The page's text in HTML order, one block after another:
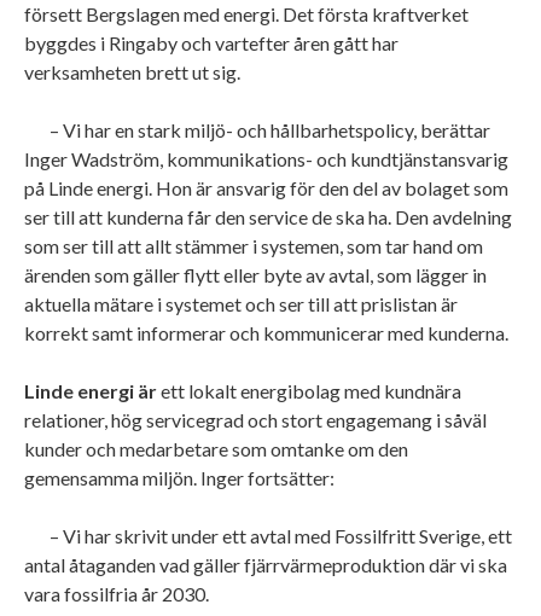
försett Bergslagen med energi. Det första kraftverket
byggdes i Ringaby och vartefter åren gått har
verksamheten brett ut sig.
– Vi har en stark miljö- och hållbarhetspolicy, berättar
Inger Wadström, kommunikations- och kundtjänstansvarig
på Linde energi. Hon är ansvarig för den del av bolaget som
ser till att kunderna får den service de ska ha. Den avdelning
som ser till att allt stämmer i systemen, som tar hand om
ärenden som gäller flytt eller byte av avtal, som lägger in
aktuella mätare i systemet och ser till att prislistan är
korrekt samt informerar och kommunicerar med kunderna.
Linde energi ärett lokalt energibolag med kundnära
relationer, hög servicegrad och stort engagemang i såväl
kunder och medarbetare som omtanke om den
gemensamma miljön. Inger fortsätter:
– Vi har skrivit under ett avtal med Fossilfritt Sverige, ett
antal åtaganden vad gäller fjärrvärmeproduktion där vi ska
vara fossilfria år 2030.